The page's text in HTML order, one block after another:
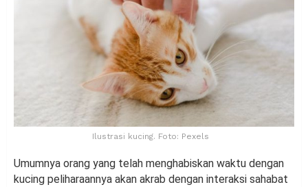
Ilustrasi kucing. Foto: Pexels
Umumnya orang yang telah menghabiskan waktu dengan
kucing peliharaannya akan akrab dengan interaksi sahabat